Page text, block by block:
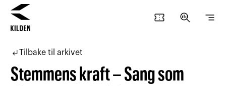
confirmation_number search_insights segment
subdirectory_arrow_leftTilbake til arkivet
Stemmens kraft – Sang som